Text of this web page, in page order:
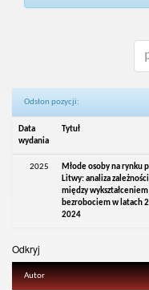
Odsłon pozycji:
Data
wydania
Tytuł
2025
Młode osoby na rynku
Litwy: analiza zależności
między wykształceniem
bezrobociem w latach
2024
Odkryj
Autor